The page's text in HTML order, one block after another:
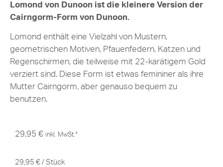
Lomond von Dunoon ist die kleinere Version der
Cairngorm-Form von Dunoon.
Lomond enthält eine Vielzahl von Mustern,
geometrischen Motiven, Pfauenfedern, Katzen und
Regenschirmen, die teilweise mit 22-karätigem Gold
verziert sind. Diese Form ist etwas femininer als ihre
Mutter Cairngorm, aber genauso bequem zu
benutzen.
29,95 € inkl. MwSt.*
29,95 € / Stück